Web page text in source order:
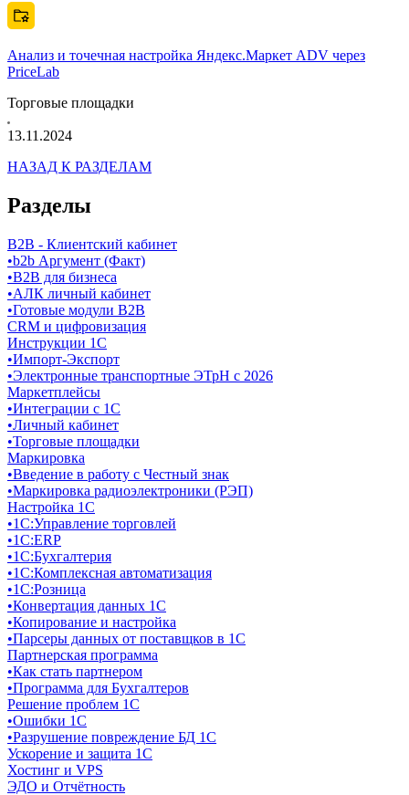
Анализ и точечная настройка Яндекс.Маркет ADV через
PriceLab
Торговые площадки
13.11.2024
НАЗАД К РАЗДЕЛАМ
Разделы
B2B - Клиентский кабинет
•b2b Аргумент (Факт)
•B2B для бизнеса
•АЛК личный кабинет
•Готовые модули B2B
CRM и цифровизация
Инструкции 1С
•Импорт-Экспорт
•Электронные транспортные ЭТрН с 2026
Маркетплейсы
•Интеграции с 1С
•Личный кабинет
•Торговые площадки
Маркировка
•Введение в работу с Честный знак
•Маркировка радиоэлектроники (РЭП)
Настройка 1С
•1C:Управление торговлей
•1С:ERP
•1С:Бухгалтерия
•1С:Комплексная автоматизация
•1С:Розница
•Конвертация данных 1С
•Копирование и настройка
•Парсеры данных от поставщков в 1С
Партнерская программа
•Как стать партнером
•Программа для Бухгалтеров
Решение проблем 1С
•Ошибки 1С
•Разрушение повреждение БД 1С
Ускорение и защита 1С
Хостинг и VPS
ЭДО и Отчётность